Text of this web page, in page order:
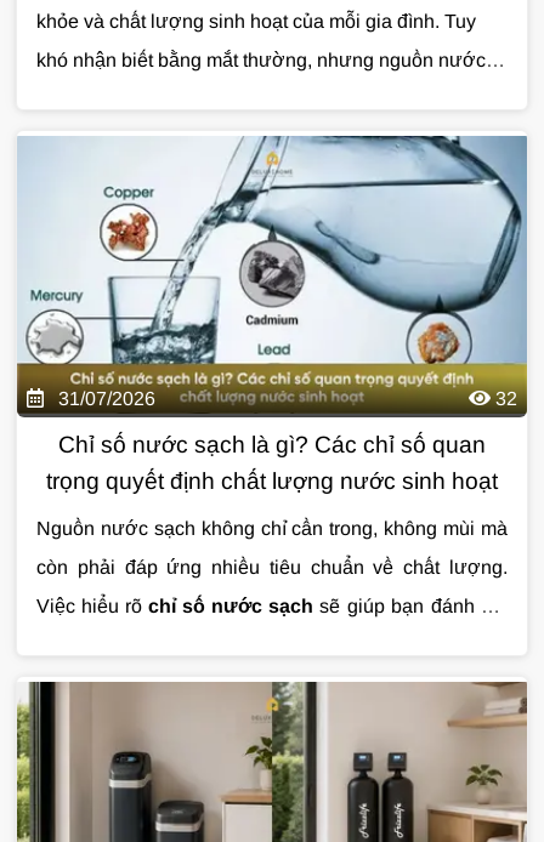
khỏe và chất lượng sinh hoạt của mỗi gia đình. Tuy
khó nhận biết bằng mắt thường, nhưng nguồn nước ô
lý kịp thời.Cùng Giải Pháp Nước tìm hiểu chi tiết về
nguyên nhân, dấu hiệu nhận biết và giải pháp xử lý
nước nhiễm vi sinh hiệu quả qua bài viết dưới đây.
31/07/2026 32
Chỉ số nước sạch là gì? Các chỉ số quan
trọng quyết định chất lượng nước sinh hoạt
Nguồn nước sạch không chỉ cần trong, không mùi mà
còn phải đáp ứng nhiều tiêu chuẩn về chất lượng.
Việc hiểu rõ chỉ số nước sạch sẽ giúp bạn đánh giá
pháp xử lý phù hợp. Trong bài viết này, hãy cùng tìm
hiểu những chỉ số quan trọng nhất và ý nghĩa của từng
thông số đối với sức khỏe cũng như cuộc sống hằng